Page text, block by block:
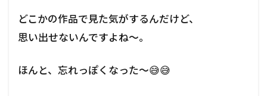
どこかの作品で見た気がするんだけど、
思い出せないんですよね～。
ほんと、忘れっぽくなった～😅😅